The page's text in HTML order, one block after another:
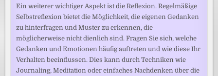
Ein weiterer wichtiger Aspekt ist die Reflexion. Regelmäßige
Selbstreflexion bietet die Möglichkeit, die eigenen Gedanken
zu hinterfragen und Muster zu erkennen, die
möglicherweise nicht dienlich sind. Fragen Sie sich, welche
Gedanken und Emotionen häufig auftreten und wie diese Ihr
Verhalten beeinflussen. Dies kann durch Techniken wie
Journaling, Meditation oder einfaches Nachdenken über die